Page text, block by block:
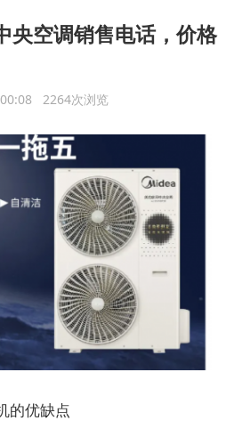
央空调销售电话，价格
2264次浏览
的优缺点